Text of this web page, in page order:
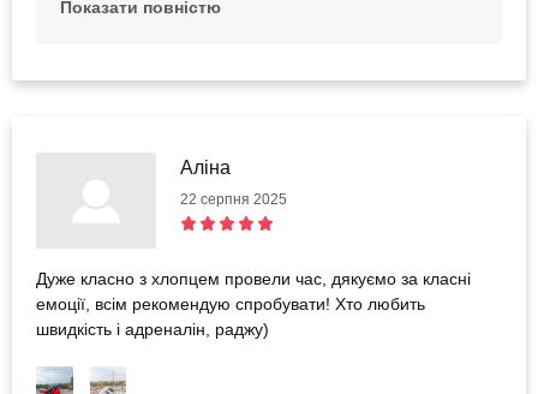
дезінфекцію шоломів проводили частіше. Ще раз
Показати повністю
Аліна
22 серпня 2025
Дуже класно з хлопцем провели час, дякуємо за класні
емоції, всім рекомендую спробувати! Хто любить
швидкість і адреналін, раджу)